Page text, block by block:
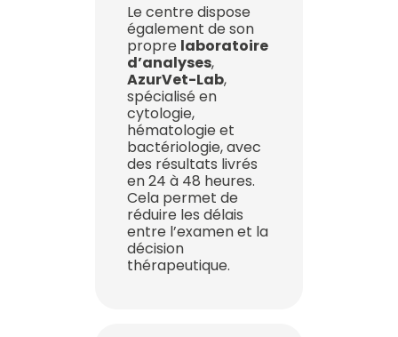
Le centre dispose
également de son
propre laboratoire
d’analyses,
AzurVet-Lab,
spécialisé en
cytologie,
hématologie et
bactériologie, avec
des résultats livrés
en 24 à 48 heures.
Cela permet de
réduire les délais
entre l’examen et la
décision
thérapeutique.